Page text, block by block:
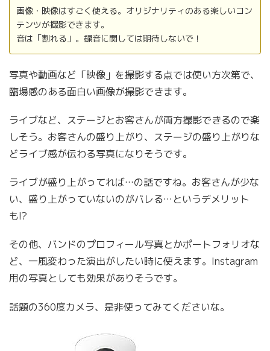
画像・映像はすごく使える。オリジナリティのある楽しいコン
テンツが撮影できます。
音は「割れる」。録音に関しては期待しないで！
写真や動画など「映像」を撮影する点では使い方次第で、
臨場感のある面白い画像が撮影できます。
ライブなど、ステージとお客さんが両方撮影できるので楽
しそう。お客さんの盛り上がり、ステージの盛り上がりな
どライブ感が伝わる写真になりそうです。
ライブが盛り上がってれば…の話ですね。お客さんが少な
い、盛り上がっていないのがバレる…というデメリット
も!?
その他、バンドのプロフィール写真とかポートフォリオな
ど、一風変わった演出がしたい時に使えます。Instagram
用の写真としても効果がありそうです。
話題の360度カメラ、是非使ってみてくださいな。